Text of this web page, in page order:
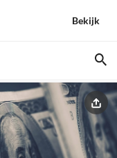
Bekijk